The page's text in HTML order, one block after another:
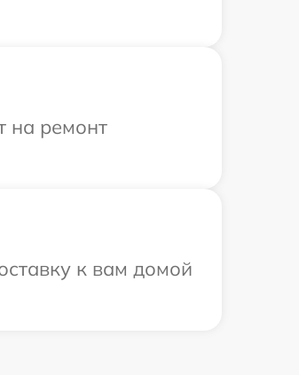
на ремонт
к вам домой